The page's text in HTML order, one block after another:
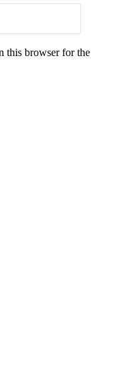
this browser for the